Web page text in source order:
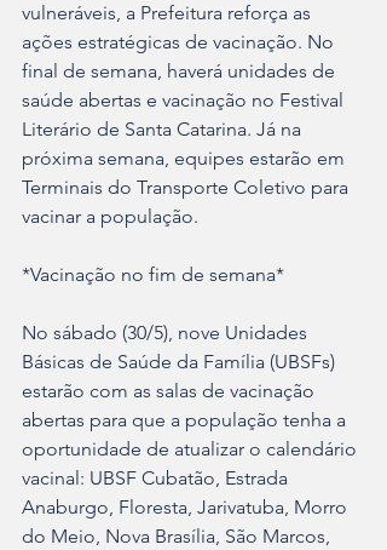
vulneráveis, a Prefeitura reforça as
ações estratégicas de vacinação. No
final de semana, haverá unidades de
saúde abertas e vacinação no Festival
Literário de Santa Catarina. Já na
próxima semana, equipes estarão em
Terminais do Transporte Coletivo para
vacinar a população.
*Vacinação no fim de semana*
No sábado (30/5), nove Unidades
Básicas de Saúde da Família (UBSFs)
estarão com as salas de vacinação
abertas para que a população tenha a
oportunidade de atualizar o calendário
vacinal: UBSF Cubatão, Estrada
Anaburgo, Floresta, Jarivatuba, Morro
do Meio, Nova Brasília, São Marcos,